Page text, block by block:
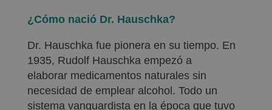
¿Cómo nació Dr. Hauschka?
Dr. Hauschka fue pionera en su tiempo. En
1935, Rudolf Hauschka empezó a
elaborar medicamentos naturales sin
necesidad de emplear alcohol. Todo un
sistema vanguardista en la época que tuvo